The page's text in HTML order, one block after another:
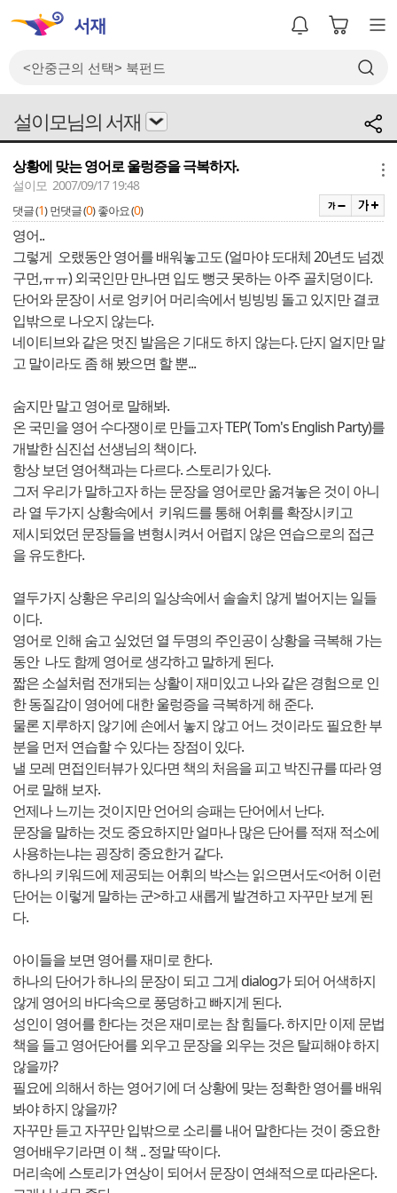
설이모님의 서재
상황에 맞는 영어로 울렁증을 극복하자.
설이모 2007/09/17 19:48
댓글 (1) 먼댓글 (0) 좋아요 (0)
영어..
그렇게 오랬동안 영어를 배워놓고도 (얼마야 도대체 20년도 넘겠
구먼,ㅠㅠ) 외국인만 만나면 입도 뻥긋 못하는 아주 골치덩이다.
단어와 문장이 서로 엉키어 머리속에서 빙빙빙 돌고 있지만 결코
입밖으로 나오지 않는다.
네이티브와 같은 멋진 발음은 기대도 하지 않는다. 단지 얼지만 말
고 말이라도 좀 해 봤으면 할 뿐...
숨지만 말고 영어로 말해봐.
온 국민을 영어 수다쟁이로 만들고자 TEP( Tom's English Party)를
개발한 심진섭 선생님의 책이다.
항상 보던 영어책과는 다르다. 스토리가 있다.
그저 우리가 말하고자 하는 문장을 영어로만 옮겨놓은 것이 아니
라 열 두가지 상황속에서 키워드를 통해 어휘를 확장시키고
제시되었던 문장들을 변형시켜서 어렵지 않은 연습으로의 접근
을 유도한다.
열두가지 상황은 우리의 일상속에서 솔솔치 않게 벌어지는 일들
이다.
영어로 인해 숨고 싶었던 열 두명의 주인공이 상황을 극복해 가는
동안 나도 함께 영어로 생각하고 말하게 된다.
짧은 소설처럼 전개되는 상활이 재미있고 나와 같은 경험으로 인
한 동질감이 영어에 대한 울렁증을 극복하게 해 준다.
물론 지루하지 않기에 손에서 놓지 않고 어느 것이라도 필요한 부
분을 먼저 연습할 수 있다는 장점이 있다.
낼 모레 면접인터뷰가 있다면 책의 처음을 피고 박진규를 따라 영
어로 말해 보자.
언제나 느끼는 것이지만 언어의 승패는 단어에서 난다.
문장을 말하는 것도 중요하지만 얼마나 많은 단어를 적재 적소에
사용하는냐는 굉장히 중요한거 같다.
하나의 키워드에 제공되는 어휘의 박스는 읽으면서도<어허 이런
단어는 이렇게 말하는 군>하고 새롭게 발견하고 자꾸만 보게 된
다.
아이들을 보면 영어를 재미로 한다.
하나의 단어가 하나의 문장이 되고 그게 dialog가 되어 어색하지
않게 영어의 바다속으로 풍덩하고 빠지게 된다.
성인이 영어를 한다는 것은 재미로는 참 힘들다. 하지만 이제 문법
책을 들고 영어단어를 외우고 문장을 외우는 것은 탈피해야 하지
않을까?
필요에 의해서 하는 영어기에 더 상황에 맞는 정확한 영어를 배워
봐야 하지 않을까?
자꾸만 듣고 자꾸만 입밖으로 소리를 내어 말한다는 것이 중요한
영어배우기라면 이 책 .. 정말 딱이다.
머리속에 스토리가 연상이 되어서 문장이 연쇄적으로 따라온다.